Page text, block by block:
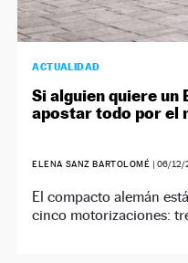
ACTUALIDAD
Si alguien quiere un
apostar todo por el
ELENA SANZ BARTOLOMÉ | 06/12/
El compacto alemán
cinco motorizaciones: